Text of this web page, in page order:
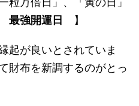
最強開運日 】
起が良いとされていま
財布を新調するのがとっ